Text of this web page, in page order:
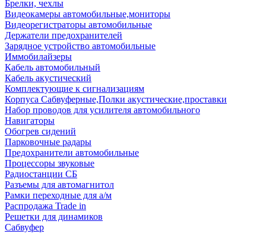
Брелки, чехлы
Видеокамеры автомобильные,мониторы
Видеорегистраторы автомобильные
Держатели предохранителей
Зарядное устройство автомобильные
Иммобилайзеры
Кабель автомобильный
Кабель акустический
Комплектующие к сигнализациям
Корпуса Сабвуферные,Полки акустические,проставки
Набор проводов для усилителя автомобильного
Навигаторы
Обогрев сидений
Парковочные радары
Предохранители автомобильные
Процессоры звуковые
Радиостанции СБ
Разъемы для автомагнитол
Рамки переходные для а/м
Распродажа Trade in
Решетки для динамиков
Сабвуфер